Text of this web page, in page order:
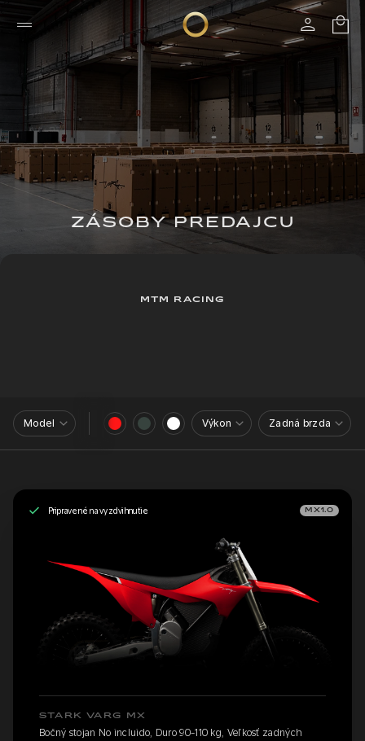
ZÁSOBY PREDAJCU
MTM RACING
Model Výkon Zadná brzda
Pripravené na vyzdvihnutie MX1.0
STARK VARG MX
Bočný stojan No incluido, Duro 90-110 kg, Veľkosť zadných